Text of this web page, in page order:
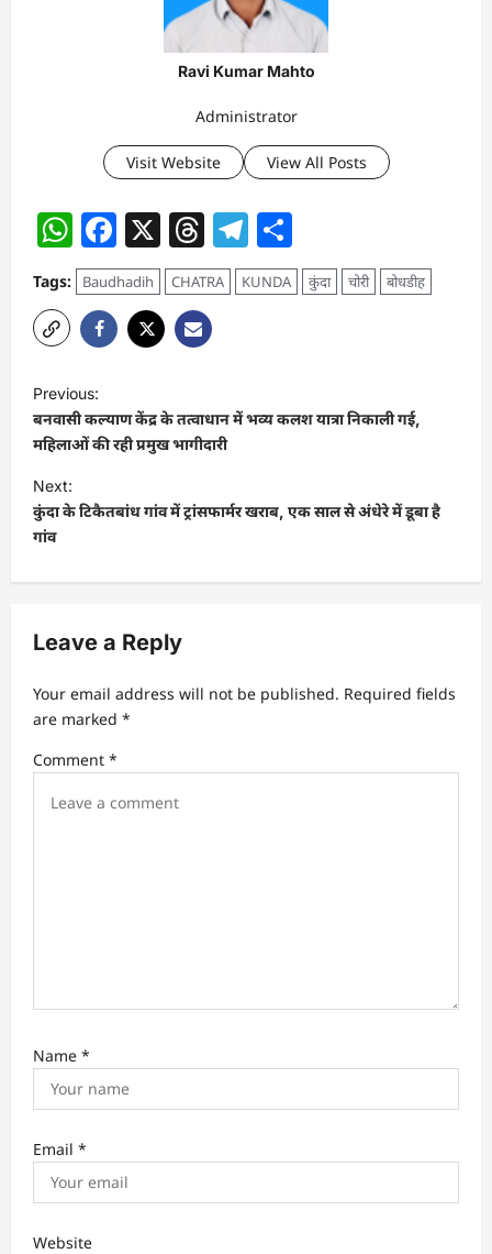
Ravi Kumar Mahto
Administrator
Visit Website View All Posts
WhatsApp
Facebook
X Threads
Telegram
Tags: Baudhadih CHATRA KUNDA कुंदा चोरी बोधडीह
o
s
t
n
a
v
g
a
t
i
Previous:
बनवासी कल्याण केंद्र के तत्वाधान में भव्य कलश यात्रा निकाली गई,
महिलाओं की रही प्रमुख भागीदारी
Next:
कुंदा के टिकैतबांध गांव में ट्रांसफार्मर खराब, एक साल से अंधेरे में डूबा है
गांव
Leave a Reply
Your email address will not be published. Required fields
are marked *
Comment *
Name *
Email *
Website